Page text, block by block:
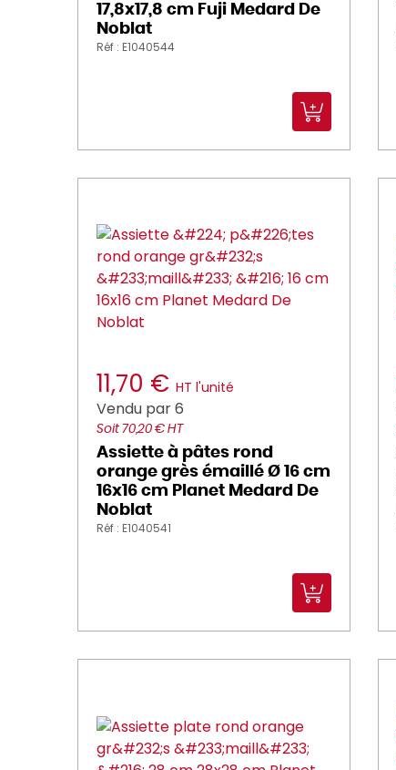
17,8x17,8 cm Fuji Medard De
Noblat
Réf : E1040544
11,70 € HT l'unité
Vendu par 6
Soit 70,20 € HT
Assiette à pâtes rond
orange grès émaillé Ø 16 cm
16x16 cm Planet Medard De
Noblat
Réf : E1040541